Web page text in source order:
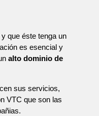
que éste tenga un
es esencial y
alto dominio de
sus servicios,
VTC que son las